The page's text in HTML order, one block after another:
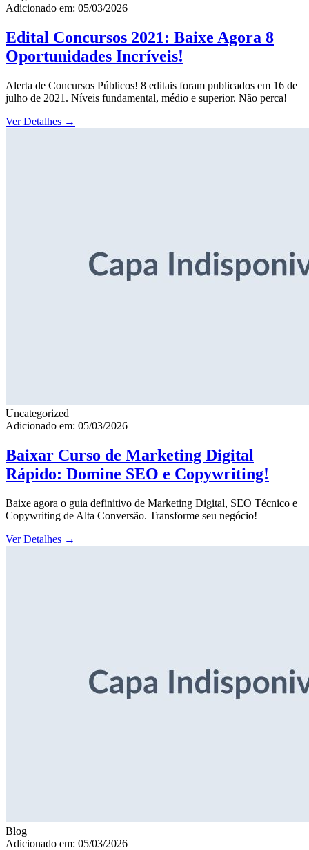
Adicionado em: 05/03/2026
Edital Concursos 2021: Baixe Agora 8
Oportunidades Incríveis!
Alerta de Concursos Públicos! 8 editais foram publicados em 16 de
julho de 2021. Níveis fundamental, médio e superior. Não perca!
Ver Detalhes →
Uncategorized
Adicionado em: 05/03/2026
Baixar Curso de Marketing Digital
Rápido: Domine SEO e Copywriting!
Baixe agora o guia definitivo de Marketing Digital, SEO Técnico e
Copywriting de Alta Conversão. Transforme seu negócio!
Ver Detalhes →
Blog
Adicionado em: 05/03/2026